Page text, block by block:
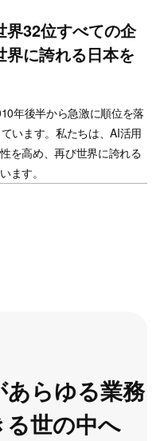
界32位すべての企
に誇れる日本を
年後半から急激に順位を落
います。 私たちは、AI活用
を高め、再び世界に誇れる
ます。
らゆる業務
世の中へ